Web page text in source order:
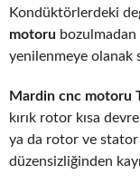
Kondüktörlerdeki
motoru
yenilenmeye olanak
Mardin cnc motoru
kırık rotor kısa
ya da rotor ve stator
düzensizliğinden